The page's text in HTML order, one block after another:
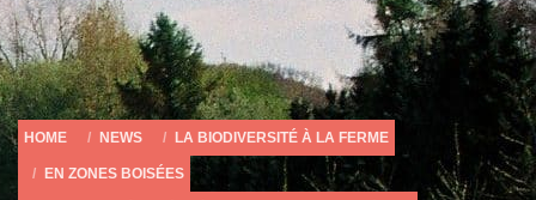
HOME NEWS LA BIODIVERSITÉ À LA FERME
EN ZONES BOISÉES